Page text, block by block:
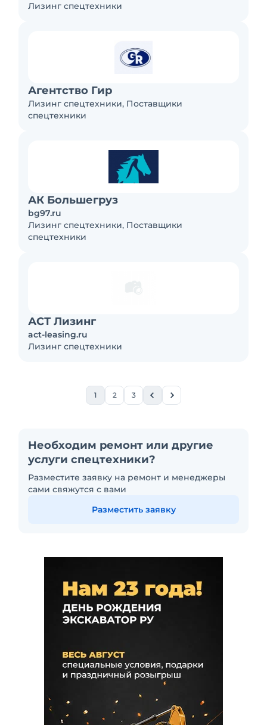
Лизинг спецтехники
Агентство Гир
Лизинг спецтехники, Поставщики
спецтехники
АК Большегруз
bg97.ru
Лизинг спецтехники, Поставщики
спецтехники
АСТ Лизинг
act-leasing.ru
Лизинг спецтехники
1 2 3
Необходим ремонт или другие
услуги спецтехники?
Разместите заявку на ремонт и менеджеры
сами свяжутся с вами
Разместить заявку